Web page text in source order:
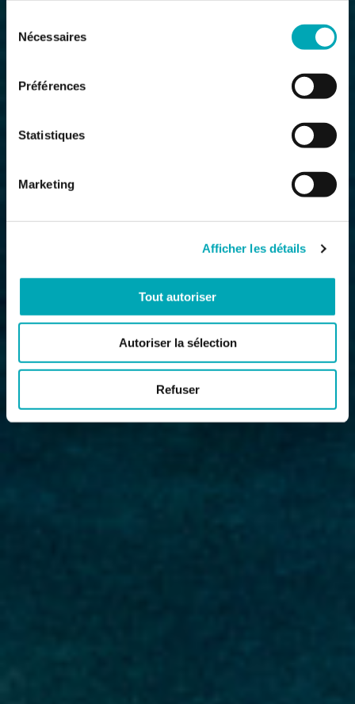
Nécessaires
Préférences
Statistiques
Marketing
Afficher les détails
Tout autoriser
Autoriser la sélection
Refuser